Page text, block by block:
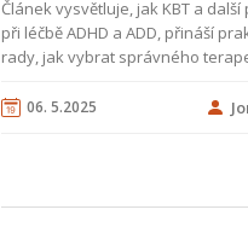
Článek vysvětluje, jak KBT a
při léčbě ADHD a ADD, přináší
rady, jak vybrat správného
06. 5.2025